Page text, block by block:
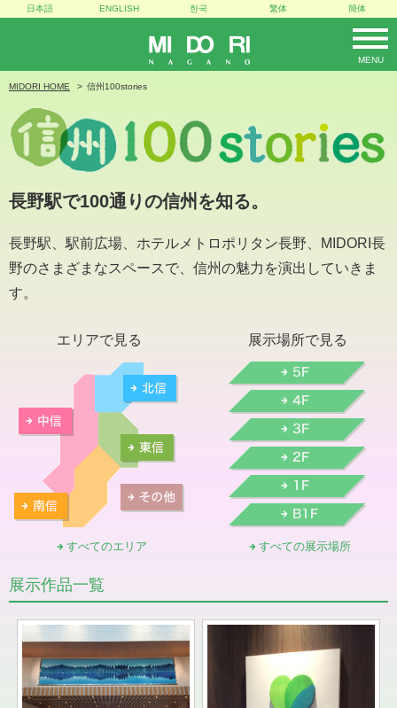
MIDORI
MENU
日本語 ENGLISH 한국 繁体 簡体
MIDORI HOME 信州100stories
長野駅で100通りの信州を知る。
長野駅、駅前広場、ホテルメトロポリタン長野、MIDORI長
野のさまざまなスペースで、信州の魅力を演出していきま
す。
エリアで見る
すべてのエリア
展示場所で見る
すべての展示場所
展示作品一覧